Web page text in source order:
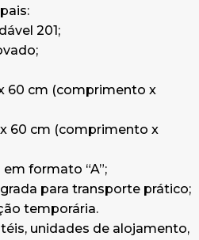
201;
60 cm (comprimento x
x 60 cm (comprimento x
formato “A”;
para transporte prático;
temporária.
unidades de alojamento,